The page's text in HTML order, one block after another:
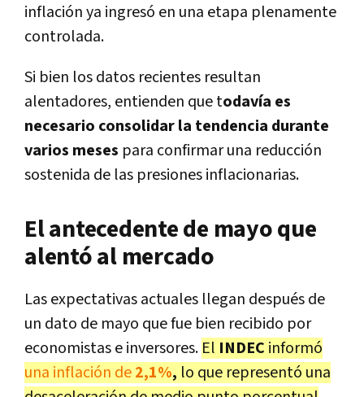
inflación ya ingresó en una etapa plenamente
controlada.
Si bien los datos recientes resultan
alentadores, entienden que todavía es
necesario consolidar la tendencia durante
varios meses para confirmar una reducción
sostenida de las presiones inflacionarias.
El antecedente de mayo que
alentó al mercado
Las expectativas actuales llegan después de
un dato de mayo que fue bien recibido por
economistas e inversores. El INDEC informó
una inflación de2,1%, lo que representó una